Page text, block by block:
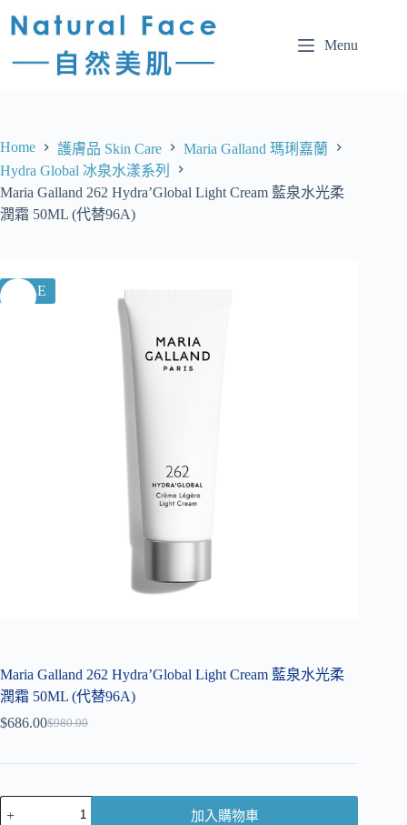
Menu
Home 護膚品 Skin Care
Maria Galland 瑪琍嘉蘭
Hydra Global 冰泉水漾系列
Maria Galland 262 Hydra’Global Light Cream 藍泉水光柔
潤霜 50ML (代替96A)
SALE
Maria Galland 262 Hydra’Global Light Cream 藍泉水光柔
潤霜 50ML (代替96A)
$980.00
$686.00
加入購物車